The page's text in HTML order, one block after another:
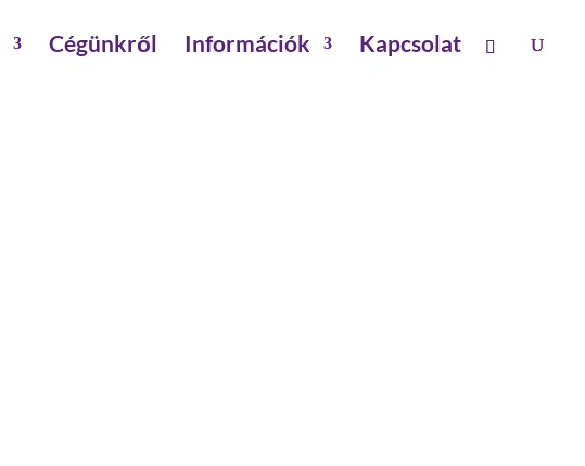
Cégünkről Információk Kapcsolat